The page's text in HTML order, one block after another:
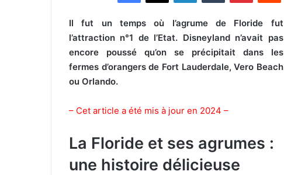
Il fut un temps où l’agrume de Floride fut
l’attraction n°1 de l’Etat. Disneyland n’avait pas
encore poussé qu’on se précipitait dans les
fermes d’orangers de Fort Lauderdale, Vero Beach
ou Orlando.
– Cet article a été mis à jour en 2024 –
La Floride et ses agrumes :
une histoire délicieuse